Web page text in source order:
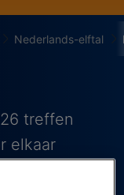
Nederlands-elftal
treffen
elkaar
speelt een